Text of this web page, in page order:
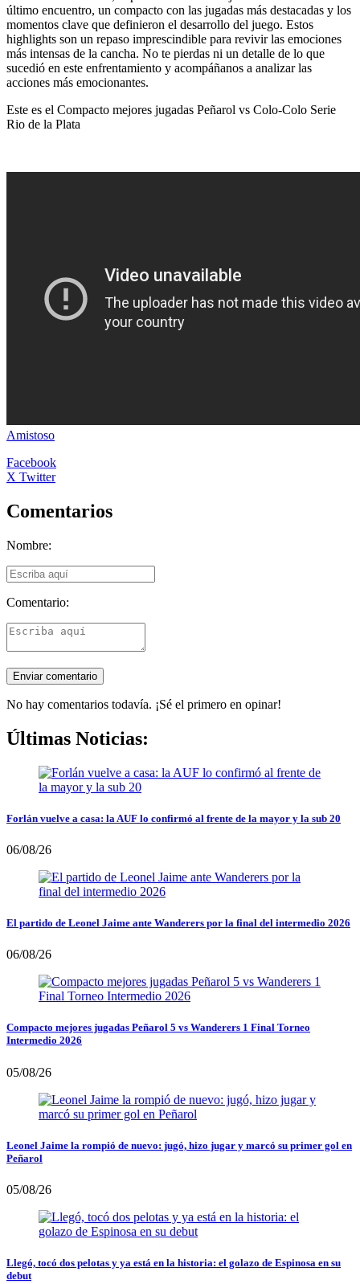
último encuentro, un compacto con las jugadas más destacadas y los
momentos clave que definieron el desarrollo del juego. Estos
highlights son un repaso imprescindible para revivir las emociones
más intensas de la cancha. No te pierdas ni un detalle de lo que
sucedió en este enfrentamiento y acompáñanos a analizar las
acciones más emocionantes.
Este es el Compacto mejores jugadas Peñarol vs Colo-Colo Serie
Rio de la Plata
Amistoso
Facebook
X Twitter
Comentarios
Nombre:
Comentario:
No hay comentarios todavía. ¡Sé el primero en opinar!
Últimas Noticias:
Forlán vuelve a casa: la AUF lo confirmó al frente de la mayor y la sub 20
06/08/26
El partido de Leonel Jaime ante Wanderers por la final del intermedio 2026
06/08/26
Compacto mejores jugadas Peñarol 5 vs Wanderers 1 Final Torneo
Intermedio 2026
05/08/26
Leonel Jaime la rompió de nuevo: jugó, hizo jugar y marcó su primer gol en
Peñarol
05/08/26
Llegó, tocó dos pelotas y ya está en la historia: el golazo de Espinosa en su
debut